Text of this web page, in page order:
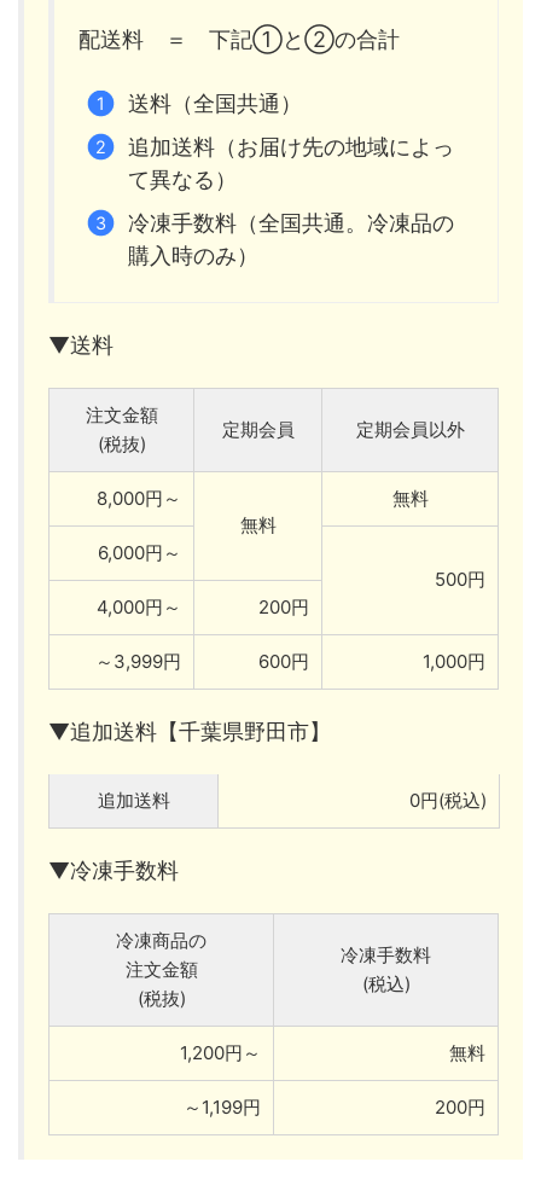
配送料 ＝ 下記①と②の合計
送料（全国共通）
追加送料（お届け先の地域によっ
て異なる）
冷凍手数料（全国共通。冷凍品の
購入時のみ）
▼送料
注文金額
(税抜)
定期会員 定期会員以外
8,000円～
無料
無料
6,000円～
500円
4,000円～
200円
～3,999円 600円 1,000円
▼追加送料【千葉県野田市】
追加送料 0円(税込)
▼冷凍手数料
冷凍商品の
注文金額
(税抜)
冷凍手数料
(税込)
1,200円～ 無料
～1,199円 200円